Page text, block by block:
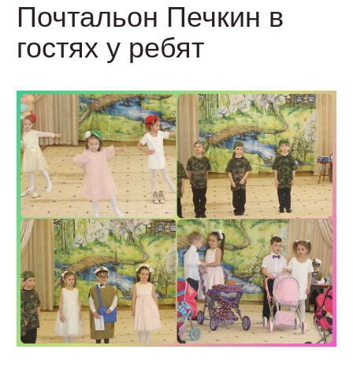
Почтальон Печкин в
гостях у ребят